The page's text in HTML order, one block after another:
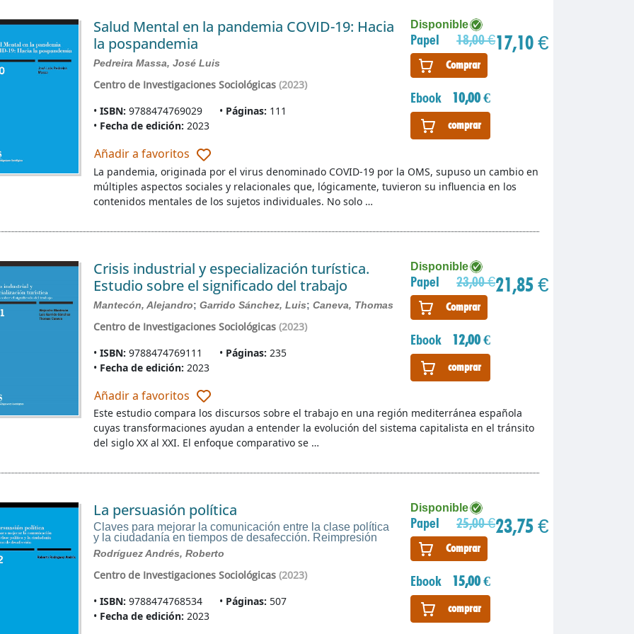
Salud Mental en la pandemia COVID-19: Hacia
la pospandemia
Pedreira Massa, José Luis
Centro de Investigaciones Sociológicas (2023)
ISBN: 9788474769029 Páginas: 111
Fecha de edición: 2023
Añadir a favoritos
Disponible
Papel 18,00 €17,10 €
Comprar
Ebook 10,00 €
comprar
La pandemia, originada por el virus denominado COVID-19 por la OMS, supuso un cambio en
múltiples aspectos sociales y relacionales que, lógicamente, tuvieron su influencia en los
contenidos mentales de los sujetos individuales. No solo …
Crisis industrial y especialización turística.
Estudio sobre el significado del trabajo
Mantecón, Alejandro;Garrido Sánchez, Luis;Caneva, Thomas
Centro de Investigaciones Sociológicas (2023)
ISBN: 9788474769111 Páginas: 235
Fecha de edición: 2023
Añadir a favoritos
Disponible
Papel 23,00 €21,85 €
Comprar
Ebook 12,00 €
comprar
Este estudio compara los discursos sobre el trabajo en una región mediterránea española
cuyas transformaciones ayudan a entender la evolución del sistema capitalista en el tránsito
del siglo XX al XXI. El enfoque comparativo se …
La persuasión política
Claves para mejorar la comunicación entre la clase política
y la ciudadanía en tiempos de desafección. Reimpresión
Rodríguez Andrés, Roberto
Centro de Investigaciones Sociológicas (2023)
ISBN: 9788474768534 Páginas: 507
Fecha de edición: 2023
Disponible
Papel 25,00 €23,75 €
Comprar
Ebook 15,00 €
comprar